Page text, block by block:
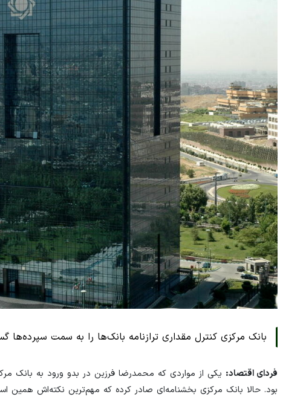
بانک مرکزی کنترل مقداری ترازنامه بانک‌ها را به سمت
فردای اقتصاد: یکی از مواردی که محمدرضا فرزین در بدو ورود به بانک
بود. حالا بانک مرکزی بخشنامه‌ای صادر کرده که مهم‌ترین نکته‌اش